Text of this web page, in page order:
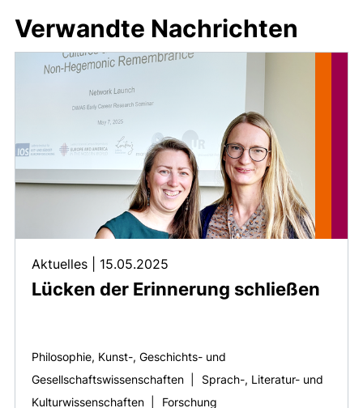
Verwandte Nachrichten
Lücken der Erinnerung schließen
Aktuelles 15.05.2025
Philosophie, Kunst-, Geschichts- und
Gesellschaftswissenschaften
Sprach-, Literatur- und
Kulturwissenschaften
Forschung